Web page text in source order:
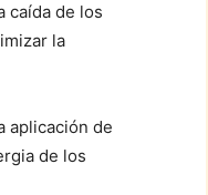
caída de los
la
aplicación de
de los